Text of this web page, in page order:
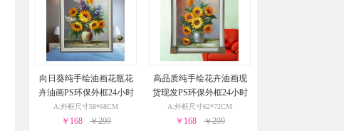
向日葵纯手绘油画花瓶花
卉油画PS环保外框24小时
之内发货
A:外框尺寸58*68CM
￥168 ￥299
高品质纯手绘花卉油画现
货现发PS环保外框24小时
之内发货
A:外框尺寸62*72CM
￥168 ￥299